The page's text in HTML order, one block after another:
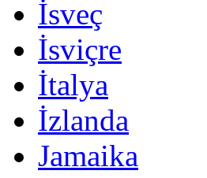
İsveç
İsviçre
İtalya
İzlanda
Jamaika